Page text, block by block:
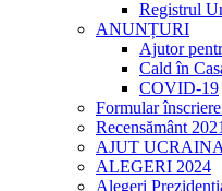
Registrul
ANUNȚURI
Ajutor
Cald în
COVID-19
Formular
Recensământ 2021
AJUT UCRAINA
ALEGERI 2024
Alegeri